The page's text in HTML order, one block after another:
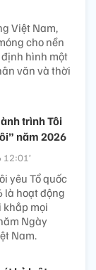
Việt Nam,
cho nền
hình một
văn và thời
trình Tôi
năm 2026
yêu Tổ quốc
là hoạt động
mọi
Ngày
Nam.